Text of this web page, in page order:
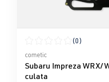
Calificación promedio de
(0)
cometic
Subaru Impreza WRX/
culata